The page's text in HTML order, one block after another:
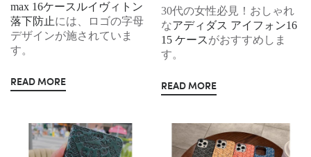
max 16ケースルイヴィトン
落下防止には、ロゴの字母
デザインが施されていま
す。
READ MORE
30代の女性必見！おしゃれ
なアディダス アイフォン16
15 ケースがおすすめしま
す。
READ MORE